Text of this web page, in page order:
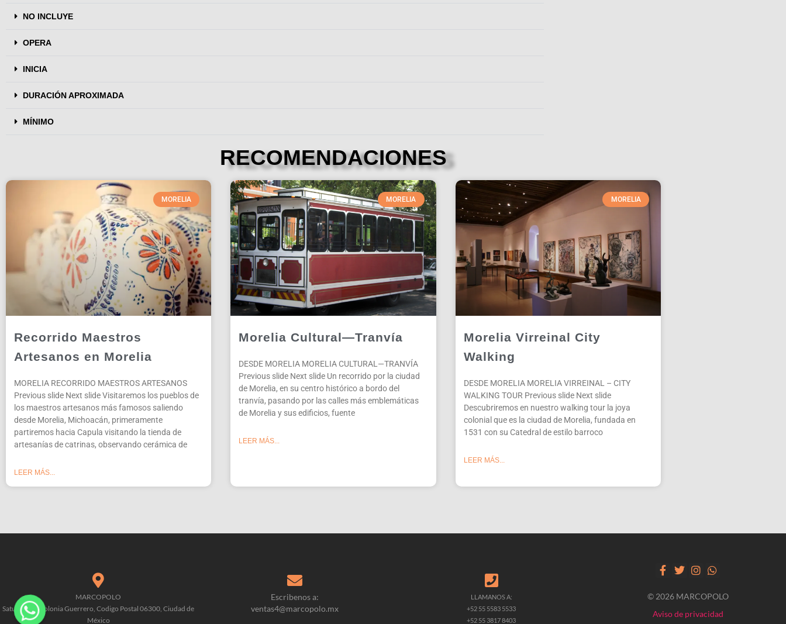
NO INCLUYE
OPERA
INICIA
DURACIÓN APROXIMADA
MÍNIMO
RECOMENDACIONES
MORELIA
Recorrido Maestros
Artesanos en Morelia
MORELIA RECORRIDO MAESTROS ARTESANOS
Previous slide Next slide Visitaremos los pueblos de
los maestros artesanos más famosos saliendo
desde Morelia, Michoacán, primeramente
partiremos hacia Capula visitando la tienda de
artesanías de catrinas, observando cerámica de
LEER MÁS...
MORELIA
Morelia Cultural—Tranvía
DESDE MORELIA MORELIA CULTURAL—TRANVÍA
Previous slide Next slide Un recorrido por la ciudad
de Morelia, en su centro histórico a bordo del
tranvía, pasando por las calles más emblemáticas
de Morelia y sus edificios, fuente
LEER MÁS...
MORELIA
Morelia Virreinal City
Walking
DESDE MORELIA MORELIA VIRREINAL – CITY
WALKING TOUR Previous slide Next slide
Descubriremos en nuestro walking tour la joya
colonial que es la ciudad de Morelia, fundada en
1531 con su Catedral de estilo barroco
LEER MÁS...
MARCOPOLO
Saturno 90, Colonia Guerrero, Codigo Postal 06300, Ciudad de
México
Escribenos a:
ventas4@marcopolo.mx
LLAMANOS A:
+52 55 5583 5533
+52 55 3817 8403
© 2026 MARCOPOLO
Aviso de privacidad